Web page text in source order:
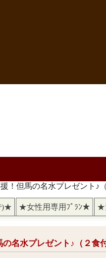
！但馬の名水プレゼント♪
)★ ★女性用専用ﾌﾟﾗﾝ★ ★
名水プレゼント♪（２食